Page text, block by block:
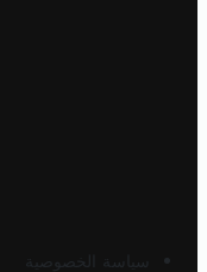
سياسة الخصوصية